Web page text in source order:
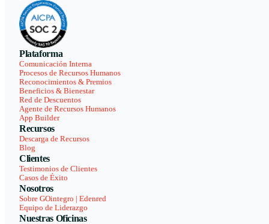
Plataforma
Comunicación Interna
Procesos de Recursos Humanos
Reconocimientos & Premios
Beneficios & Bienestar
Red de Descuentos
Agente de Recursos Humanos
App Builder
Recursos
Descarga de Recursos
Blog
Clientes
Testimonios de Clientes
Casos de Éxito
Nosotros
Sobre GOintegro | Edenred
Equipo de Liderazgo
Nuestras Oficinas